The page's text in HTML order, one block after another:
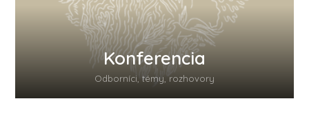
Konferencia
Odborníci, témy, rozhovory